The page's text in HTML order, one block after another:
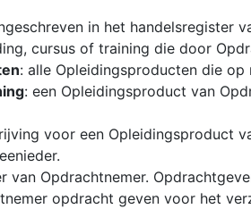
in het handelsregister
cursus of training die door
: alle Opleidingsproducten die
: een Opleidingsproduct van
voor een Opleidingsproduct
van Opdrachtnemer.
opdracht geven voor het